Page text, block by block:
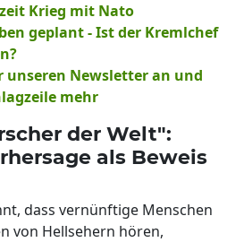
Krieg mit Nato
geplant - Ist der Kremlchef
unseren Newsletter an und
mehr
der Welt":
als Beweis
dass vernünftige Menschen
von Hellsehern hören,